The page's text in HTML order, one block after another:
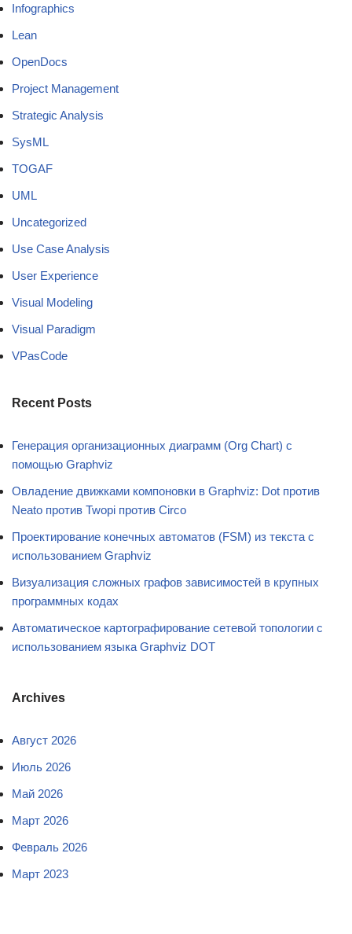
Infographics
Lean
OpenDocs
Project Management
Strategic Analysis
SysML
TOGAF
UML
Uncategorized
Use Case Analysis
User Experience
Visual Modeling
Visual Paradigm
VPasCode
Recent Posts
Генерация организационных диаграмм (Org Chart) с
помощью Graphviz
Овладение движками компоновки в Graphviz: Dot против
Neato против Twopi против Circo
Проектирование конечных автоматов (FSM) из текста с
использованием Graphviz
Визуализация сложных графов зависимостей в крупных
программных кодах
Автоматическое картографирование сетевой топологии с
использованием языка Graphviz DOT
Archives
Август 2026
Июль 2026
Май 2026
Март 2026
Февраль 2026
Март 2023